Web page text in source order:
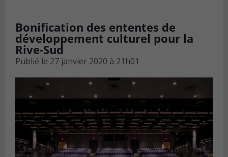
Bonification des ententes de
développement culturel pour la
Rive-Sud
Publié le 27 janvier 2020 à 21h01